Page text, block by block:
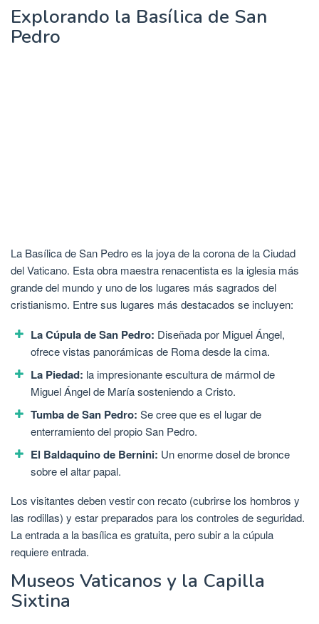
Explorando la Basílica de San
Pedro
La Basílica de San Pedro es la joya de la corona de la Ciudad
del Vaticano. Esta obra maestra renacentista es la iglesia más
grande del mundo y uno de los lugares más sagrados del
cristianismo. Entre sus lugares más destacados se incluyen:
La Cúpula de San Pedro: Diseñada por Miguel Ángel,
ofrece vistas panorámicas de Roma desde la cima.
La Piedad: la impresionante escultura de mármol de
Miguel Ángel de María sosteniendo a Cristo.
Tumba de San Pedro: Se cree que es el lugar de
enterramiento del propio San Pedro.
El Baldaquino de Bernini: Un enorme dosel de bronce
sobre el altar papal.
Los visitantes deben vestir con recato (cubrirse los hombros y
las rodillas) y estar preparados para los controles de seguridad.
La entrada a la basílica es gratuita, pero subir a la cúpula
requiere entrada.
Museos Vaticanos y la Capilla
Sixtina